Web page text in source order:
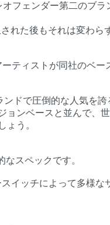
フェンダー第二のブ
れた後もそれは変わら
ティストが同社のベー
ドで圧倒的な人気を誇
ョンベースと並んで、
ょう。
スペックです。
イッチによって多様な